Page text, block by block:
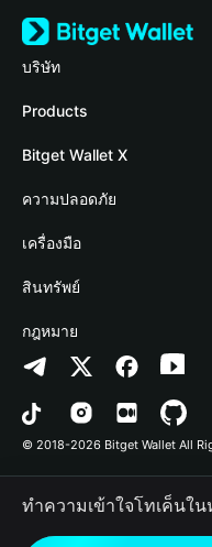
บริษัท
เกี่ยวกับ Bitget Wallet
Blog
Academy
ข่าวสารด้านคริปโต
ศูนย์ช่วยเหลือ
ติดต่อเรา
ทรัพยากรข้อมูลของแบรนด์
อาชีพ
Products
Crypto Card
Stablecoin Earn
Payfi Crypto
Crypto Swap API
Altcoin Season Index
Prediction Markets
DApp
RWA
Bitget Wallet X
นักพัฒนา
เชื่อมต่อ Wallet
Bitget Wallet Pay
ลิสต์โปรเจกต์
ความปลอดภัย
Protection Fund
เทคโนโลยีความปลอดภัย
เครื่องมือ
ซื้อคริปโต
การตรวจจับการอนุญาต
การตรวจจับสัญญา
การโอนเป็นชุด
สินทรัพย์
Arbitrum
Avalanche
Bitcoin
Polygon
กฎหมาย
นโยบายความเป็นส่วนตัว
ข้อตกลงในการใช้บริการ
© 2018-2026 Bitget Wallet All
ทำความเข้าใจโทเค็นใ